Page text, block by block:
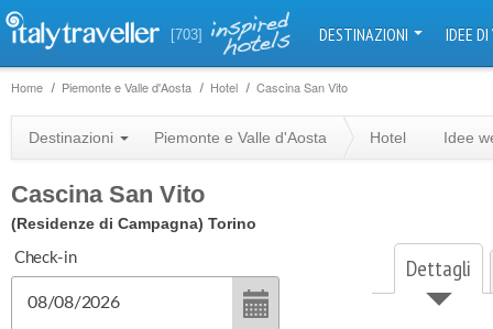
[703] DESTINAZIONI IDEE
Home Piemonte e Valle d'Aosta Hotel Cascina San Vito
Destinazioni Piemonte e Valle d'Aosta Hotel Idee
Cascina San Vito
(Residenze di Campagna) Torino
Dettagli
Check-in